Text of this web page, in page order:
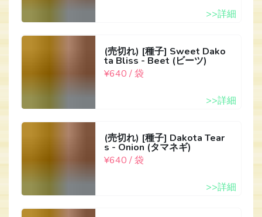
>>詳細
(売切れ) [種子] Sweet Dako
ta Bliss - Beet (ビーツ)
¥640 / 袋
>>詳細
(売切れ) [種子] Dakota Tear
s - Onion (タマネギ)
¥640 / 袋
>>詳細